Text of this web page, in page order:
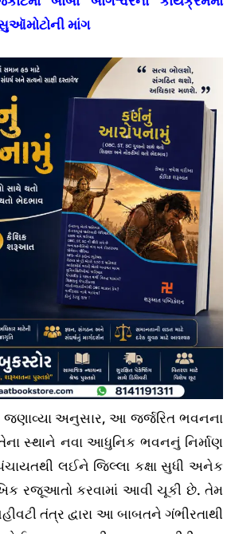
માંગ
જણાવ્યા અનુસાર, આ જર્જરિત ભવનના
સ્થાને નવા આધુનિક ભવનનું નિર્માણ
લઈને જિલ્લા કક્ષા સુધી અનેક
રજૂઆતો કરવામાં આવી ચૂકી છે. તેમ
તંત્ર દ્વારા આ બાબતને ગંભીરતાથી